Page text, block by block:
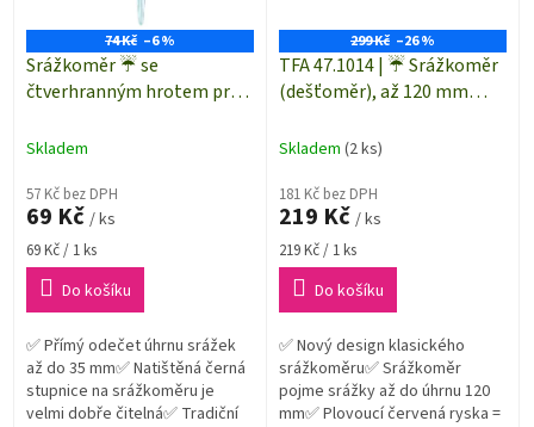
74 Kč –6 %
Srážkoměr ☔ se
čtverhranným hrotem pro
Skladem
57 Kč bez DPH
69 Kč / ks
Měrná
cena:
69 Kč / 1 ks
Do košíku
✅ Přímý odečet úhrnu srážek
až do 35 mm✅ Natištěná černá
stupnice na srážkoměru je
velmi dobře čitelná✅ Tradiční
299 Kč –26 %
TFA 47.1014 | ☔ Srážkoměr
(dešťoměr), až 120 mm
Skladem (2 ks)
181 Kč bez DPH
219 Kč / ks
Měrná
cena:
219 Kč / 1 ks
Do košíku
✅ Nový design klasického
srážkoměru✅ Srážkoměr
pojme srážky až do úhrnu 120
mm✅ Plovoucí červená ryska =